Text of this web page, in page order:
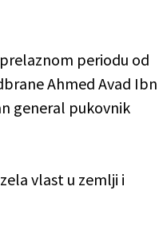
periodu od
Ahmed Avad Ibn
general pukovnik
vlast u zemlji i